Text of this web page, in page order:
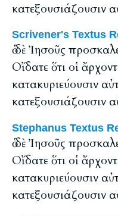
κατεξουσιάζουσιν
Scrivener's Textus
ὁ δὲ Ἰησοῦς
Οἴδατε ὅτι οἱ
κατακυριεύουσιν
κατεξουσιάζουσιν
Stephanus Textus
ὁ δὲ Ἰησοῦς
Οἴδατε ὅτι οἱ
κατακυριεύουσιν
κατεξουσιάζουσιν